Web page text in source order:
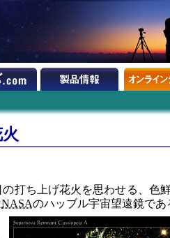
打ち上げ花火を思わせる、色
NASAのハッブル宇宙望遠鏡であ